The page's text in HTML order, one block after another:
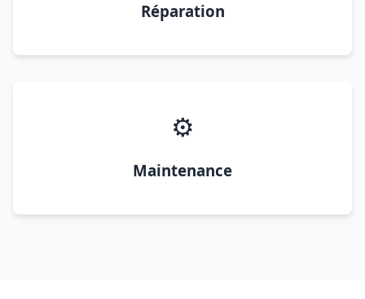
Réparation
⚙️
Maintenance